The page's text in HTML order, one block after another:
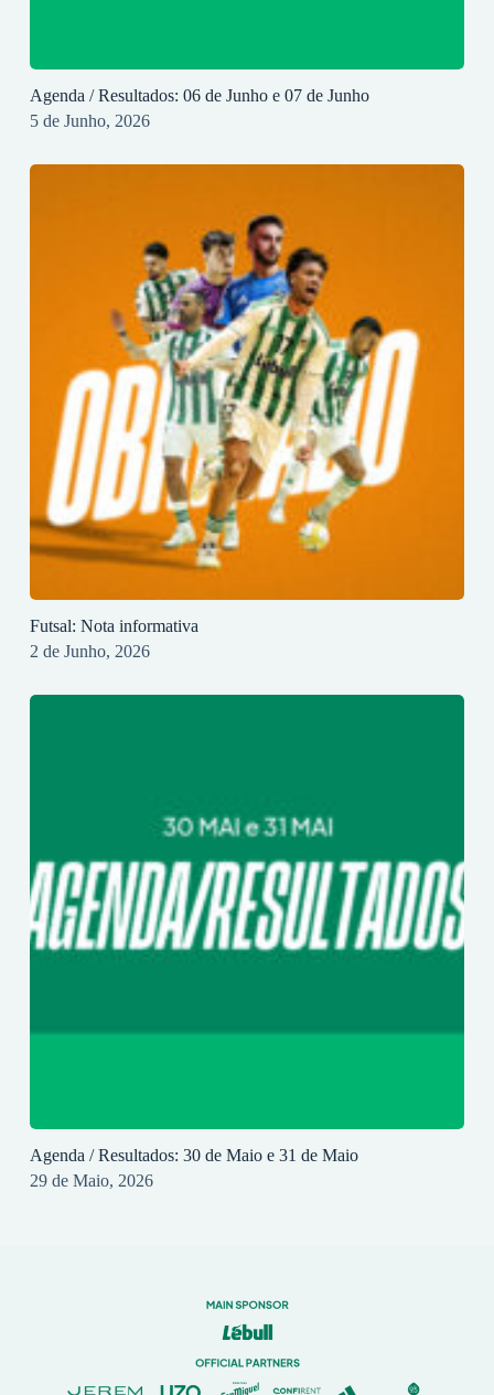
Agenda / Resultados: 06 de Junho e 07 de Junho
5 de Junho, 2026
Futsal: Nota informativa
2 de Junho, 2026
Agenda / Resultados: 30 de Maio e 31 de Maio
29 de Maio, 2026